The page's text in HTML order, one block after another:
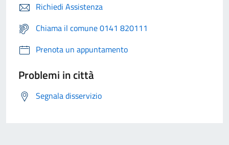
Richiedi Assistenza
Chiama il comune 0141 820111
Prenota un appuntamento
Problemi in città
Segnala disservizio